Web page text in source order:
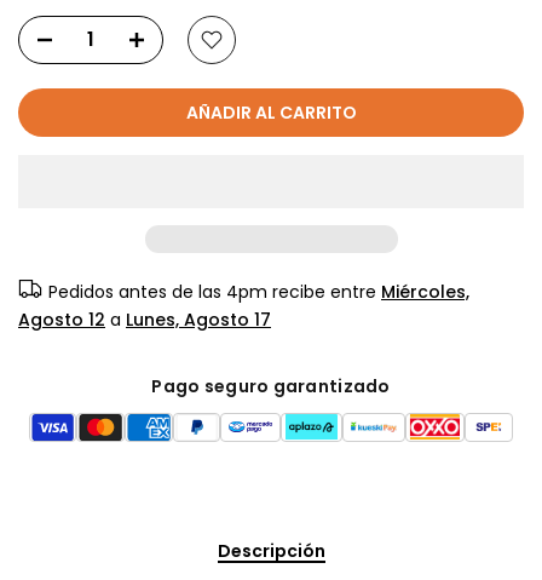
AÑADIR AL CARRITO
Pedidos antes de las 4pm recibe entre Miércoles,
Agosto 12 a Lunes, Agosto 17
Pago seguro garantizado
Descripción